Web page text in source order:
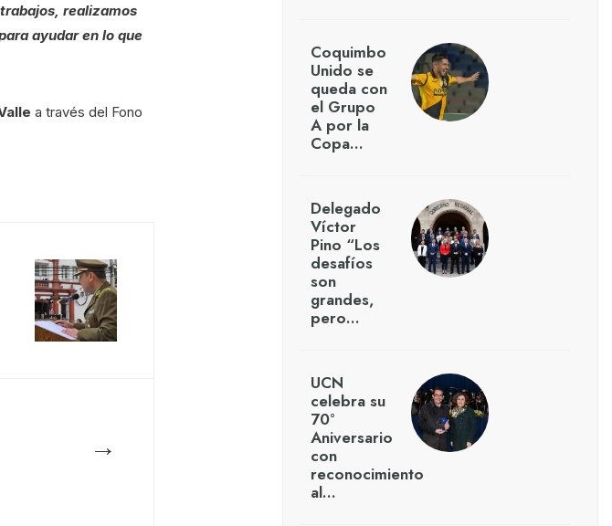
realizamos
ayudar en lo que
a través del Fono
→
Coquimbo
Unido se
queda con
el Grupo
A por la
Copa…
Delegado
Víctor
Pino “Los
desafíos
son
grandes,
pero…
UCN
celebra su
70°
Aniversario
con
reconocimiento
al…